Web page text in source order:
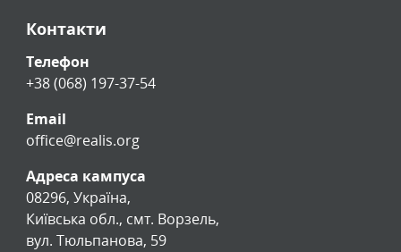
Контакти
Телефон
+38 (068) 197-37-54
Email
office@realis.org
Адреса кампуса
08296, Україна,
Київська обл., смт. Ворзель,
вул. Тюльпанова, 59